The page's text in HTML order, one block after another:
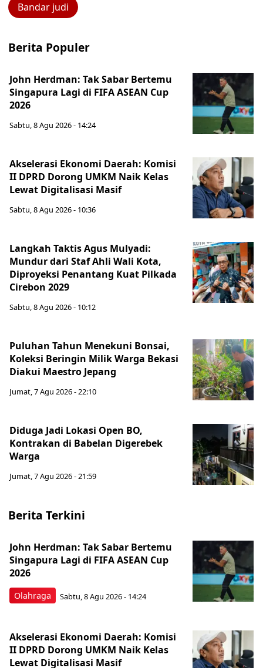
Bandar judi
Berita Populer
John Herdman: Tak Sabar Bertemu
Singapura Lagi di FIFA ASEAN Cup
2026
Sabtu, 8 Agu 2026 - 14:24
Akselerasi Ekonomi Daerah: Komisi
II DPRD Dorong UMKM Naik Kelas
Lewat Digitalisasi Masif
Sabtu, 8 Agu 2026 - 10:36
Langkah Taktis Agus Mulyadi:
Mundur dari Staf Ahli Wali Kota,
Diproyeksi Penantang Kuat Pilkada
Cirebon 2029
Sabtu, 8 Agu 2026 - 10:12
Puluhan Tahun Menekuni Bonsai,
Koleksi Beringin Milik Warga Bekasi
Diakui Maestro Jepang
Jumat, 7 Agu 2026 - 22:10
Diduga Jadi Lokasi Open BO,
Kontrakan di Babelan Digerebek
Warga
Jumat, 7 Agu 2026 - 21:59
Berita Terkini
Olahraga
John Herdman: Tak Sabar Bertemu
Singapura Lagi di FIFA ASEAN Cup
2026
Sabtu, 8 Agu 2026 - 14:24
Akselerasi Ekonomi Daerah: Komisi
II DPRD Dorong UMKM Naik Kelas
Lewat Digitalisasi Masif